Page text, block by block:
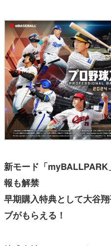
新モード「
報も解禁
早期購入特典として大谷
ブがもらえる！